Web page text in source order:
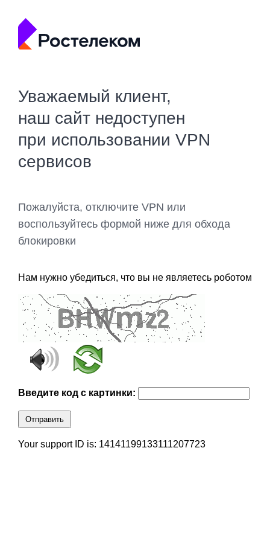
Уважаемый клиент,
наш сайт недоступен
при использовании VPN
сервисов
Пожалуйста, отключите VPN или
воспользуйтесь формой ниже для обхода
блокировки
Нам нужно убедиться, что вы не являетесь роботом
Введите код с картинки:
Отправить
Your support ID is: 14141199133111207723